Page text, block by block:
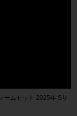
ームセット 2025年 Sサ